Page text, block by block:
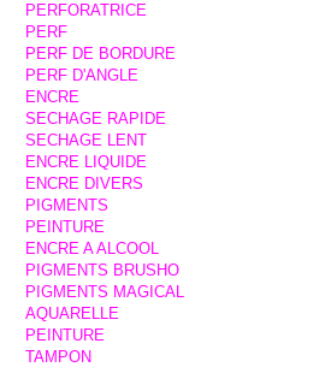
PERFORATRICE
PERF
PERF DE BORDURE
PERF D'ANGLE
ENCRE
SECHAGE RAPIDE
SECHAGE LENT
ENCRE LIQUIDE
ENCRE DIVERS
PIGMENTS
PEINTURE
ENCRE A ALCOOL
PIGMENTS BRUSHO
PIGMENTS MAGICAL
AQUARELLE
PEINTURE
TAMPON